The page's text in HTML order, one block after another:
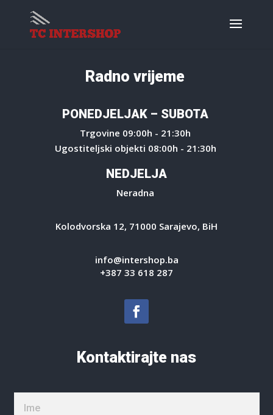
Radno vrijeme
PONEDJELJAK – SUBOTA
Trgovine 09:00h - 21:30h
Ugostiteljski objekti 08:00h - 21:30h
NEDJELJA
Neradna
Kolodvorska 12, 71000 Sarajevo, BiH
info@intershop.ba
+387 33 618 287
Kontaktirajte nas